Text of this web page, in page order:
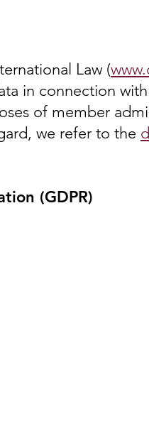
Law (
in connection
of member
we refer to the
(GDPR)